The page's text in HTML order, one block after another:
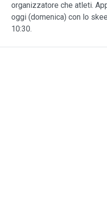
organizzatore che atleti.
oggi (domenica) con lo
10:30.